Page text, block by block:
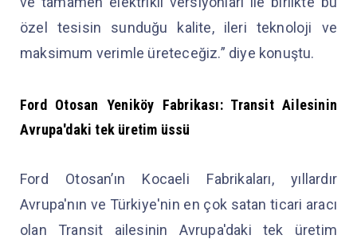
özel tesisin sunduğu kalite, ileri teknoloji ve
maksimum verimle üreteceğiz.” diye konuştu.
Ford Otosan Yeniköy Fabrikası: Transit Ailesinin
Avrupa'daki tek üretim üssü
Ford Otosan’ın Kocaeli Fabrikaları, yıllardır
Avrupa'nın ve Türkiye'nin en çok satan ticari aracı
olan Transit ailesinin Avrupa'daki tek üretim